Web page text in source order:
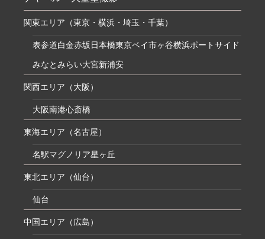
関東エリア（東京・横浜・埼玉・千葉）
表参道白金赤坂 日本橋東京ベイ市ヶ谷横浜ポートサイド
みなとみらい大宮新浦安
関西エリア（大阪）
大阪南港心斎橋
東海エリア（名古屋）
名駅マグノリア星ヶ丘
東北エリア（仙台）
仙台
中国エリア（広島）